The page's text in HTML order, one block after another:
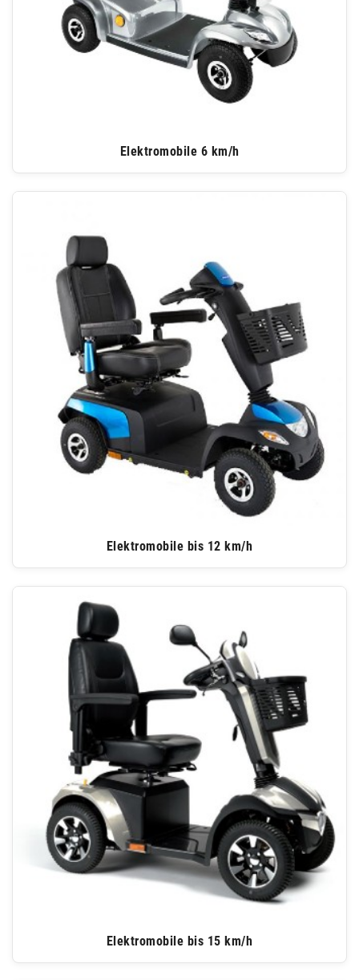
Elektromobile 6 km/h
Elektromobile bis 12 km/h
Elektromobile bis 15 km/h